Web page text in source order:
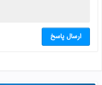
ارسال پاسخ